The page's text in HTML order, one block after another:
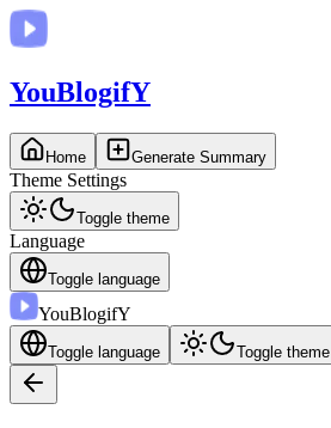
YouBlogifY
Home Generate Summary
Theme Settings
Toggle theme
Language
Toggle language
YouBlogifY
Toggle language Toggle theme